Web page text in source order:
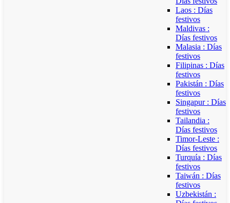
Laos : Días
festivos
Maldivas :
Días festivos
Malasia : Días
festivos
Filipinas : Días
festivos
Pakistán : Días
festivos
Singapur : Días
festivos
Tailandia :
Días festivos
Timor-Leste :
Días festivos
Turquía : Días
festivos
Taiwán : Días
festivos
Uzbekistán :